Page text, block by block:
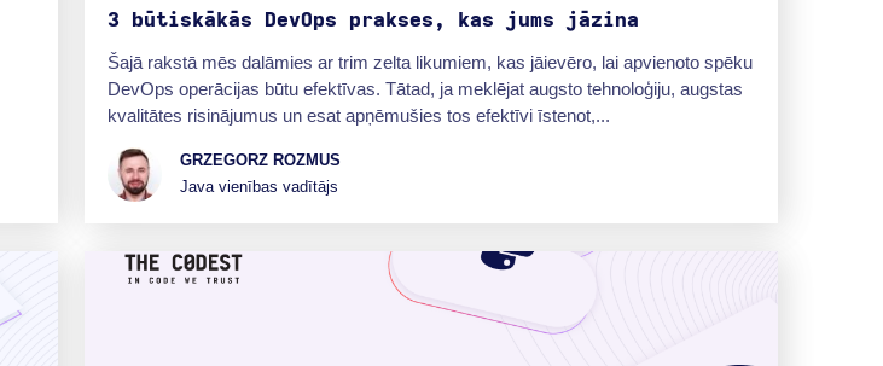
3 būtiskākās DevOps prakses, kas jums jāzina
Šajā rakstā mēs dalāmies ar trim zelta likumiem, kas jāievēro, lai apvienoto spēku
DevOps operācijas būtu efektīvas. Tātad, ja meklējat augsto tehnoloģiju, augstas
kvalitātes risinājumus un esat apņēmušies tos efektīvi īstenot,...
GRZEGORZ ROZMUS
Java vienības vadītājs